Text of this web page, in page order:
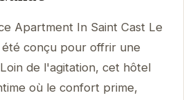
Apartment In Saint Cast Le
été conçu pour offrir une
de l'agitation, cet hôtel
où le confort prime,